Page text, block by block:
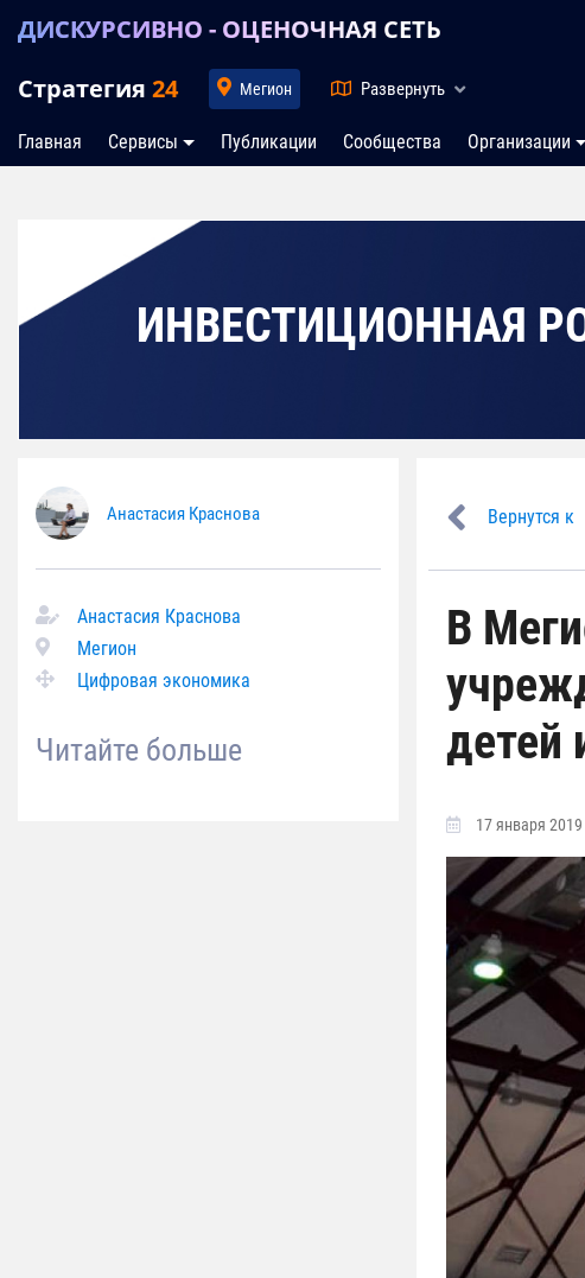
ДИСКУРСИВНО - ОЦЕНОЧНАЯ СЕТЬ
Стратегия 24 Мегион Развернуть
Главная Сервисы Публикации Сообщества Организации
ИНВЕСТИЦИОННАЯ
Анастасия Краснова
Анастасия Краснова
Мегион
Цифровая экономика
Читайте больше
Вернутся к
В
детей
17 января 2019